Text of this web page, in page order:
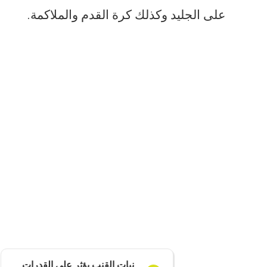
على الجليد وكذلك كرة القدم والملاكمة.